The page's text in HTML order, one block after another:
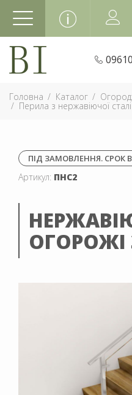
Головна Каталог
Перила з нержавіючої сталі
ПІД ЗАМОВЛЕННЯ. СРОК
Артикул: ПНС2
ОГОРОЖІ